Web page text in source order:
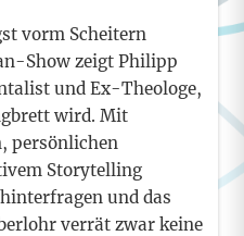
vorm Scheitern
Show zeigt Philipp
und Ex-Theologe,
wird. Mit
persönlichen
Storytelling
und das
verrät zwar keine